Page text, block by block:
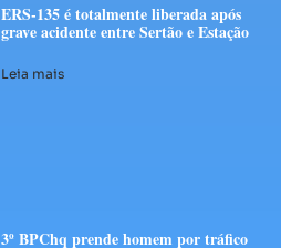
ERS-135 é totalmente liberada após
grave acidente entre Sertão e Estação
Leia mais
3º BPChq prende homem por tráfico